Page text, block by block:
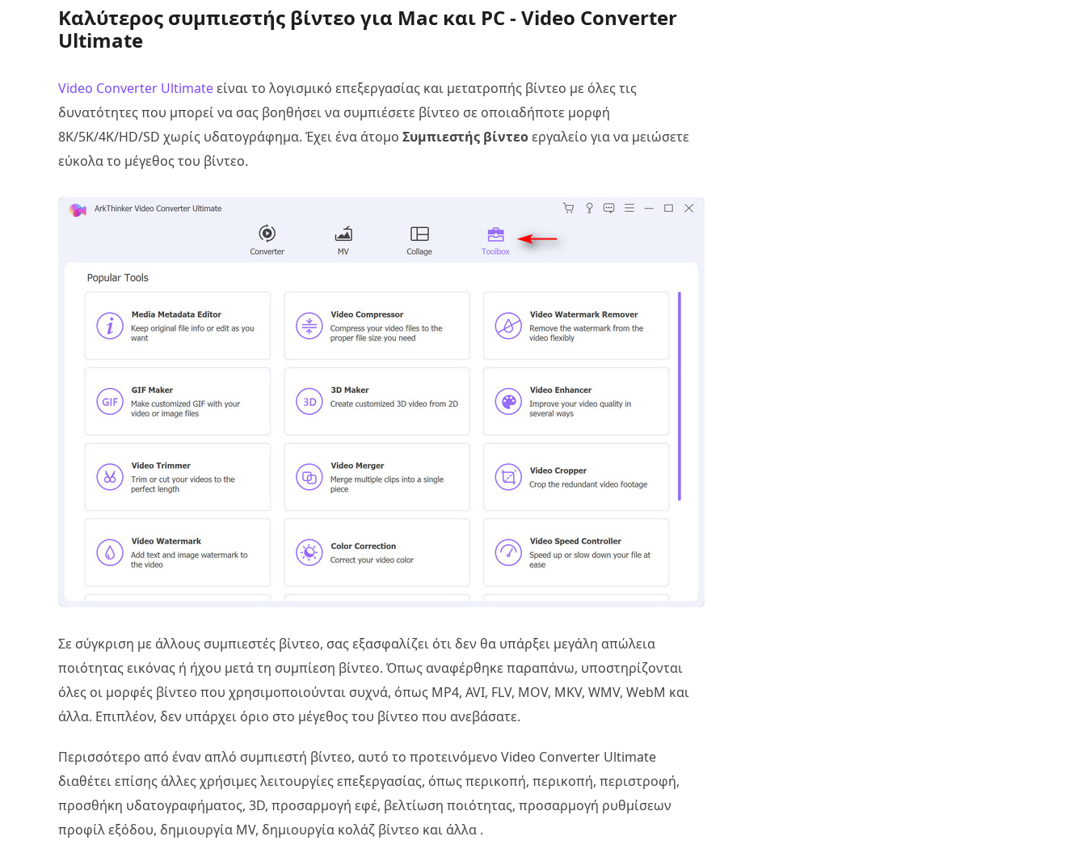
Καλύτερος συμπιεστής βίντεο για Mac και PC - Video Converter
Ultimate
Video Converter Ultimateείναι το λογισμικό επεξεργασίας και μετατροπής βίντεο με όλες τις
δυνατότητες που μπορεί να σας βοηθήσει να συμπιέσετε βίντεο σε οποιαδήποτε μορφή
8K/5K/4K/HD/SD χωρίς υδατογράφημα. Έχει ένα άτομο Συμπιεστής βίντεοεργαλείο για να μειώσετε
εύκολα το μέγεθος του βίντεο.
Σε σύγκριση με άλλους συμπιεστές βίντεο, σας εξασφαλίζει ότι δεν θα υπάρξει μεγάλη απώλεια
ποιότητας εικόνας ή ήχου μετά τη συμπίεση βίντεο. Όπως αναφέρθηκε παραπάνω, υποστηρίζονται
όλες οι μορφές βίντεο που χρησιμοποιούνται συχνά, όπως MP4, AVI, FLV, MOV, MKV, WMV, WebM και
άλλα. Επιπλέον, δεν υπάρχει όριο στο μέγεθος του βίντεο που ανεβάσατε.
Περισσότερο από έναν απλό συμπιεστή βίντεο, αυτό το προτεινόμενο Video Converter Ultimate
διαθέτει επίσης άλλες χρήσιμες λειτουργίες επεξεργασίας, όπως περικοπή, περικοπή, περιστροφή,
προσθήκη υδατογραφήματος, 3D, προσαρμογή εφέ, βελτίωση ποιότητας, προσαρμογή ρυθμίσεων
προφίλ εξόδου, δημιουργία MV, δημιουργία κολάζ βίντεο και άλλα .